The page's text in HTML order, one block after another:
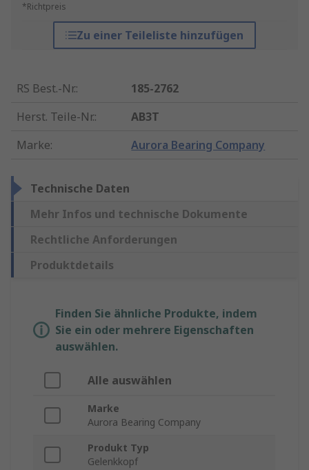
*Richtpreis
Zu einer Teileliste hinzufügen
RS Best.-Nr.:
185-2762
Herst. Teile-Nr.:
AB3T
Marke: Aurora Bearing Company
Technische Daten
Mehr Infos und technische Dokumente
Rechtliche Anforderungen
Produktdetails
Finden Sie ähnliche Produkte, indem
Sie ein oder mehrere Eigenschaften
auswählen.
Alle auswählen
Marke
Aurora Bearing Company
Produkt Typ
Gelenkkopf